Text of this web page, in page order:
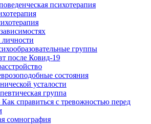
психотерапия
личности
группы
после Ковид-19
состояния
усталости
группа
справиться с тревожностью перед
сомнография